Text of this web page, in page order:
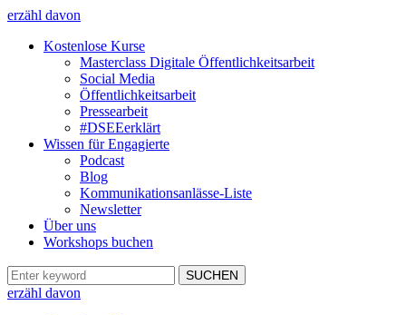
erzähl davon
Kostenlose Kurse
Masterclass Digitale Öffentlichkeitsarbeit
Social Media
Öffentlichkeitsarbeit
Pressearbeit
#DSEEerklärt
Wissen für Engagierte
Podcast
Blog
Kommunikationsanlässe-Liste
Newsletter
Über uns
Workshops buchen
erzähl davon